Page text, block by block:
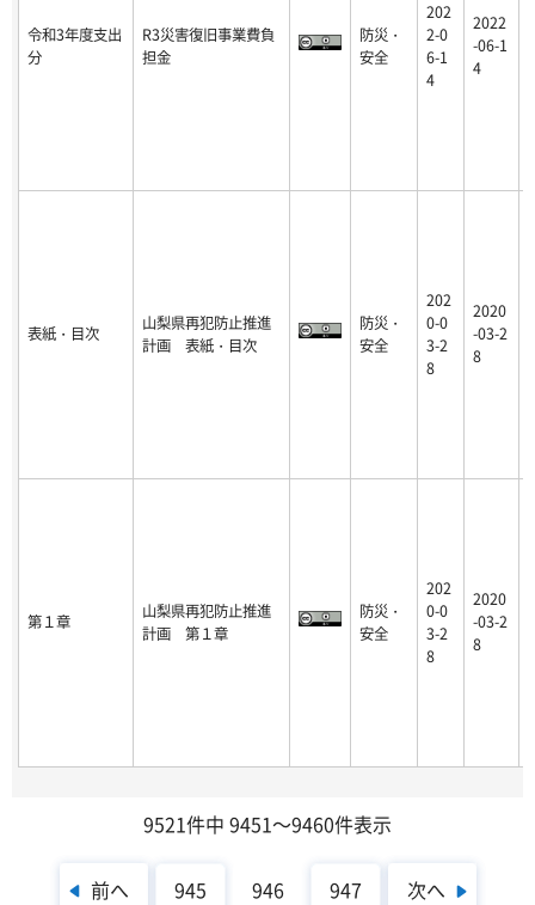
令和3年度支出
分
R3災害復旧事業費負
担金
防災・
安全
202
2-0
6-1
4
2022
-06-1
4
表紙・目次
山梨県再犯防止推進
計画 表紙・目次
防災・
安全
202
0-0
3-2
8
2020
-03-2
8
第１章
山梨県再犯防止推進
計画 第１章
防災・
安全
202
0-0
3-2
8
2020
-03-2
8
9521件中 9451～9460件表示
前へ 945 946 947 次へ